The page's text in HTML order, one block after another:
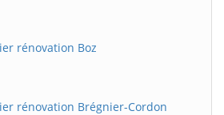
rénovation Boz
rénovation Brégnier-Cordon